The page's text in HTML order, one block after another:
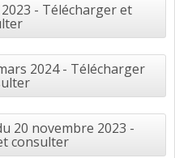
- Télécharger et
2024 - Télécharger
20 novembre 2023 -
consulter